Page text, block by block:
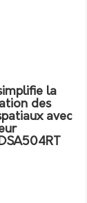
la
des
avec